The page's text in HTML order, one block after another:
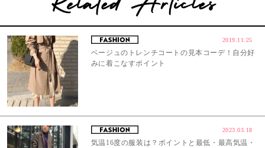
2019.11.25
ベージュのトレンチコートの見本コーデ！自分好
みに着こなすポイント
2023.03.18
気温16度の服装は？ポイントと最低・最高気温・